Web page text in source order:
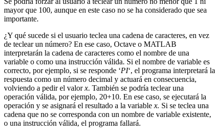
mayor que 100, aunque en este caso no se ha considerado que sea
importante.
¿Y qué sucede si el usuario teclea una cadena de caracteres, en vez
de teclear un número? En ese caso, Octave o MATLAB
interpretarán la cadena de caracteres como el nombre de una
variable o como una instrucción válida. Si el nombre de variable es
correcto, por ejemplo, si se responde ‘PI‘, el programa interpretará la
respuesta como un número decimal y actuará en consecuencia,
volviendo a pedir el valorx. También se podría teclear una
operación válida, por ejemplo, 20+10. En ese caso, se ejecutará la
operación y se asignará el resultado a la variable x. Si se teclea una
cadena que no se corresponda con un nombre de variable existente,
o una instrucción válida, el programa fallará.